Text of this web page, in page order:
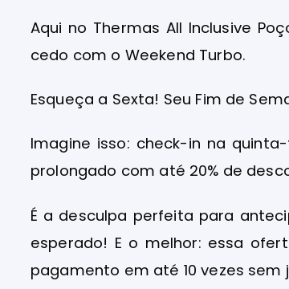
Aqui no Thermas All Inclusive
cedo com o Weekend Turbo.
Esqueça a Sexta! Seu Fim de
Imagine isso: check-in na
prolongado com até 20% de
É a desculpa perfeita para
esperado! E o melhor: essa
pagamento em até 10 vezes sem